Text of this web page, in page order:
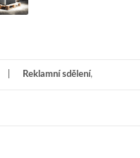
Reklamní sdělení,